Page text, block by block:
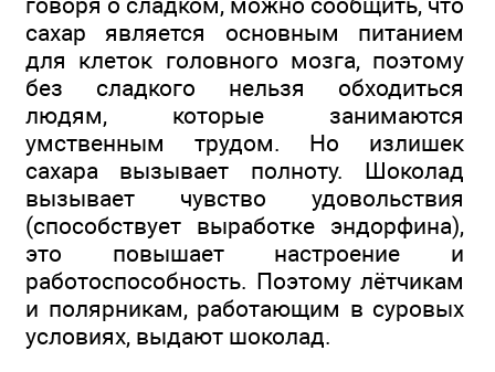
сахар является основным питанием
для клеток головного мозга, поэтому
без сладкого нельзя обходиться
людям, которые занимаются
умственным трудом. Но излишек
сахара вызывает полноту. Шоколад
вызывает чувство удовольствия
(способствует выработке эндорфина),
это повышает настроение и
работоспособность. Поэтому лётчикам
и полярникам, работающим в суровых
условиях, выдают шоколад.